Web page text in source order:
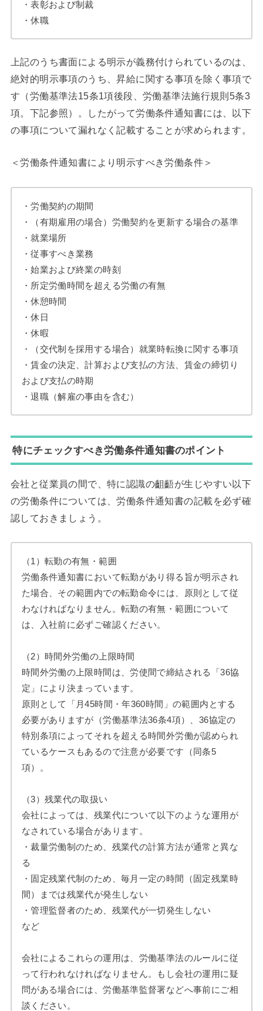
・表彰および制裁
・休職
上記のうち書面による明示が義務付けられているのは、
絶対的明示事項のうち、昇給に関する事項を除く事項で
す（労働基準法15条1項後段、労働基準法施行規則5条3
項。下記参照）。したがって労働条件通知書には、以下
の事項について漏れなく記載することが求められます。
＜労働条件通知書により明示すべき労働条件＞
・労働契約の期間
・（有期雇用の場合）労働契約を更新する場合の基準
・就業場所
・従事すべき業務
・始業および終業の時刻
・所定労働時間を超える労働の有無
・休憩時間
・休日
・休暇
・（交代制を採用する場合）就業時転換に関する事項
・賃金の決定、計算および支払の方法、賃金の締切り
および支払の時期
・退職（解雇の事由を含む）
特にチェックすべき労働条件通知書のポイント
会社と従業員の間で、特に認識の齟齬が生じやすい以下
の労働条件については、労働条件通知書の記載を必ず確
認しておきましょう。
（1）転勤の有無・範囲
労働条件通知書において転勤があり得る旨が明示され
た場合、その範囲内での転勤命令には、原則として従
わなければなりません。転勤の有無・範囲について
は、入社前に必ずご確認ください。
（2）時間外労働の上限時間
時間外労働の上限時間は、労使間で締結される「36協
定」により決まっています。
原則として「月45時間・年360時間」の範囲内とする
必要がありますが（労働基準法36条4項）、36協定の
特別条項によってそれを超える時間外労働が認められ
ているケースもあるので注意が必要です（同条5
項）。
（3）残業代の取扱い
会社によっては、残業代について以下のような運用が
なされている場合があります。
・裁量労働制のため、残業代の計算方法が通常と異な
る
・固定残業代制のため、毎月一定の時間（固定残業時
間）までは残業代が発生しない
・管理監督者のため、残業代が一切発生しない
など
会社によるこれらの運用は、労働基準法のルールに従
って行われなければなりません。もし会社の運用に疑
問がある場合には、労働基準監督署などへ事前にご相
談ください。